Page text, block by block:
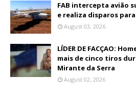
FAB intercepta avião
e realiza disparos
August 03, 2026
LÍDER DE FACÇAO:
mais de cinco tiros
Mirante da Serra
August 02, 2026